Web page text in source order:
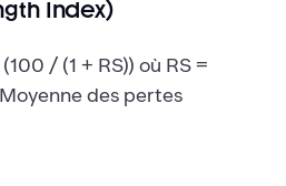
Index)
/ (1 + RS)) où RS =
des pertes